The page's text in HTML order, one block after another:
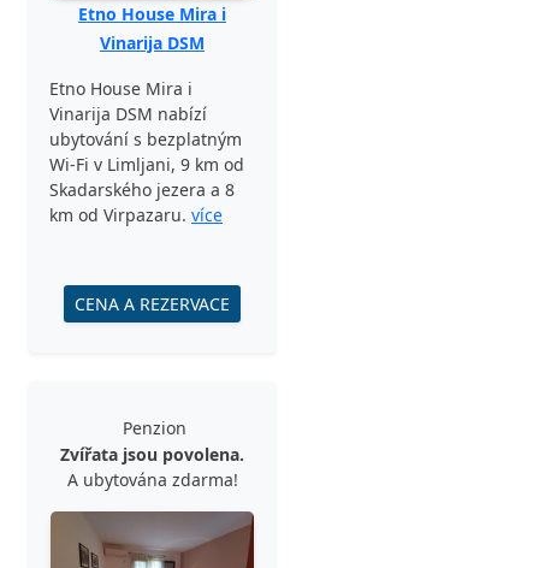
Etno House Mira i
Vinarija DSM
Etno House Mira i
Vinarija DSM nabízí
ubytování s bezplatným
Wi-Fi v Limljani, 9 km od
Skadarského jezera a 8
km od Virpazaru. více
CENA A REZERVACE
Penzion
Zvířata jsou povolena.
A ubytována zdarma!